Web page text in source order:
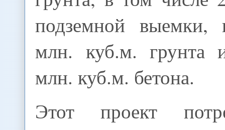
подземной выемки,
млн. куб.м. грунта
млн. куб.м. бетона.
Этот проект